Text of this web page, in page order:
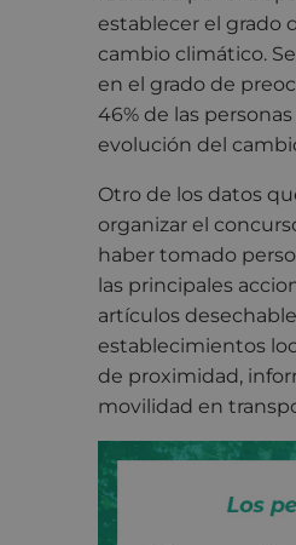
establecer el grado
cambio climático.
en el grado de
46% de las
evolución del
Otro de los datos
organizar el
haber tomado
las principales
artículos
establecimientos
de proximidad,
movilidad en